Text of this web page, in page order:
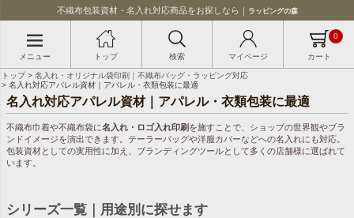
不織布包装資材・名入れ対応商品をお探しなら｜ ラッピングの森
メニュー トップ 検索 マイページ カート
0
トップ
名入れ・オリジナル袋印刷｜不織布バッグ・ラッピング対応
名入れ対応アパレル資材｜アパレル・衣類包装に最適
名入れ対応アパレル資材｜アパレル・衣類包装に最適
不織布巾着や不織布袋に名入れ・ロゴ入れ印刷 を施すことで、ショップの世界観やブラ
ンドイメージを演出できます。テーラーバッグや洋服カバーなどへの名入れにも対応。
包装資材としての実用性に加え、ブランディングツールとして多くの店舗様に選ばれて
います。
シリーズ一覧｜用途別に探せます